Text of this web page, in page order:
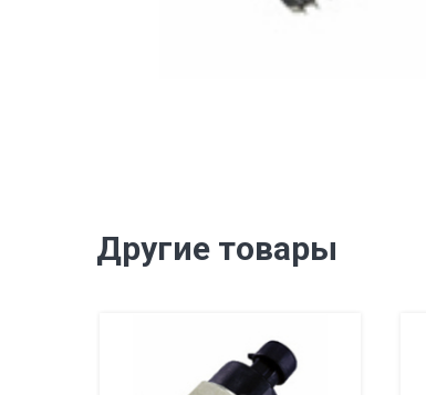
Другие товары